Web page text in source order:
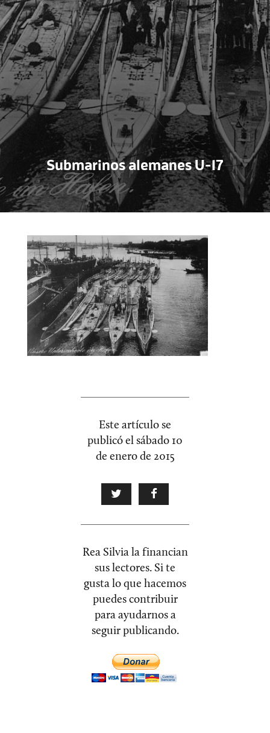
Submarinos alemanes U-17
Este artículo se
publicó elsábado 10
de enero de 2015
Rea Silvia la financian
sus lectores. Si te
gusta lo que hacemos
puedes contribuir
para ayudarnos a
seguir publicando.